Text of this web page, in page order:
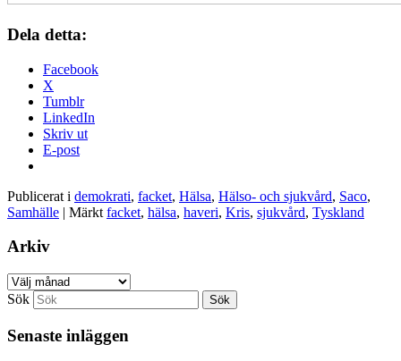
Dela detta:
Facebook
X
Tumblr
LinkedIn
Skriv ut
E-post
Publicerat i demokrati, facket, Hälsa, Hälso- och sjukvård, Saco,
Samhälle | Märkt facket, hälsa, haveri, Kris, sjukvård, Tyskland
Arkiv
Arkiv
Sök
Senaste inläggen